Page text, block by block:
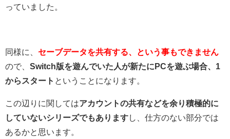
っていました。
同様に、 セーブデータを共有する、という事もできません
ので、 Switch版を遊んでいた人が新たにPCを遊ぶ場合、1
からスタート ということになります。
この辺りに関してはアカウントの共有などを余り積極的に
していないシリーズでもありますし、仕方のない部分では
あるかと思います。